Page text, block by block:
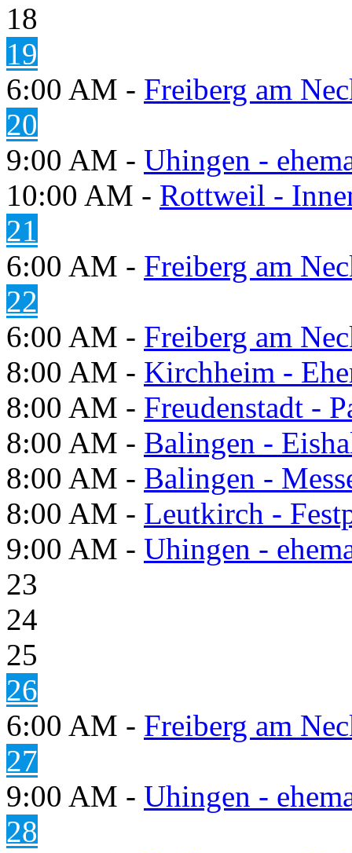
18
19
6:00 AM - Freiberg am
20
9:00 AM - Uhingen -
10:00 AM - Rottweil -
21
6:00 AM - Freiberg am
22
6:00 AM - Freiberg am
8:00 AM - Kirchheim -
8:00 AM - Freudenstadt -
8:00 AM - Balingen -
8:00 AM - Balingen -
8:00 AM - Leutkirch -
9:00 AM - Uhingen -
23
24
25
26
6:00 AM - Freiberg am
27
9:00 AM - Uhingen -
28